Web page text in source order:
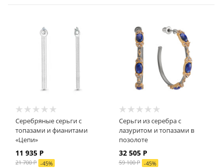
Серебряные серьги с
топазами и фианитами
«Цепи»
11 935 Р
21 700Р -45%
Серьги из серебра с
лазуритом и топазами в
позолоте
32 505Р
59 100Р -45%